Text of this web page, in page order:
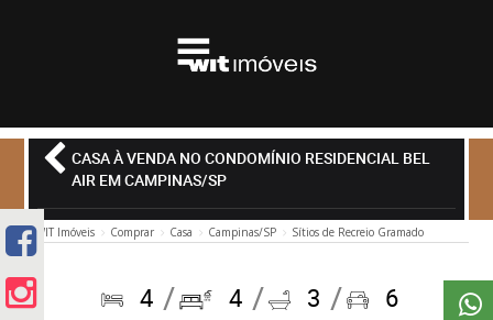
CASA À VENDA NO CONDOMÍNIO RESIDENCIAL BEL
AIR EM CAMPINAS/SP
WIT Imóveis Comprar Casa Campinas/SP Sítios de Recreio Gramado
4 4 3 6